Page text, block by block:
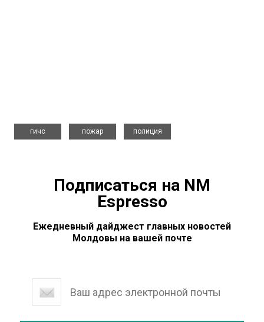
гичс
пожар
полиция
Подписаться на NM
Espresso
Ежедневный дайджест главных новостей
Молдовы на вашей почте